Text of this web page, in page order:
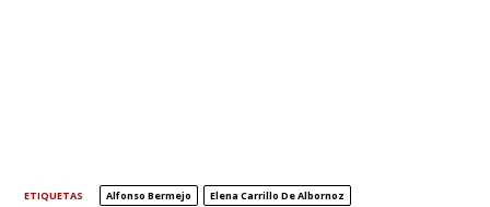
ETIQUETAS Alfonso Bermejo
Elena Carrillo De Albornoz